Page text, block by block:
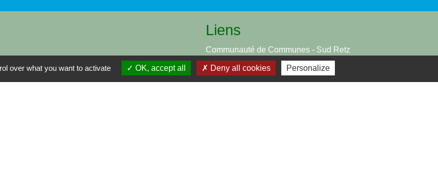
Liens
Communauté de Communes - Sud Retz
Atlantique
Office de tourisme
over what you want to activate OK, accept all Deny all cookies Personalize